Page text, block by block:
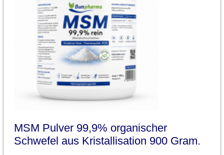
MSM Pulver 99,9% organischer
Schwefel aus Kristallisation 900 Gram.